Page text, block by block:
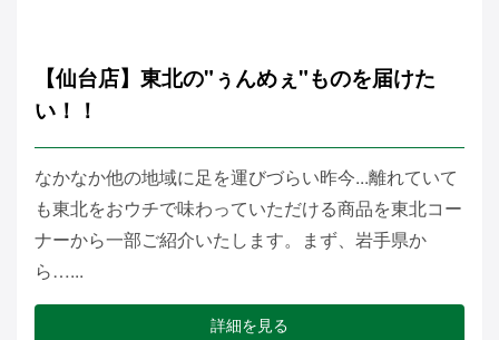
【仙台店】東北の"ぅんめぇ"ものを届けた
い！！
なかなか他の地域に足を運びづらい昨今...離れていて
も東北をおウチで味わっていただける商品を東北コー
ナーから一部ご紹介いたします。まず、岩手県か
ら…...
詳細を見る